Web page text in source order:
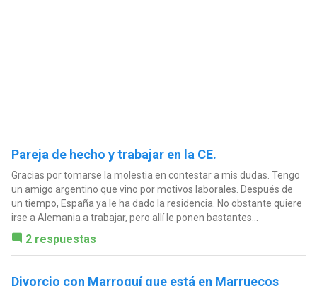
Pareja de hecho y trabajar en la CE.
Gracias por tomarse la molestia en contestar a mis dudas. Tengo
un amigo argentino que vino por motivos laborales. Después de
un tiempo, España ya le ha dado la residencia. No obstante quiere
irse a Alemania a trabajar, pero allí le ponen bastantes...
2 respuestas
Divorcio con Marroquí que está en Marruecos